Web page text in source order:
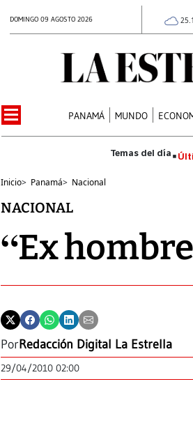
DOMINGO 09 AGOSTO 2026
PANAMÁ MUNDO
Inicio> Panamá> Nacional
NACIONAL
“Ex
PorRedacción Digital La Estrella
29/04/2010 02:00